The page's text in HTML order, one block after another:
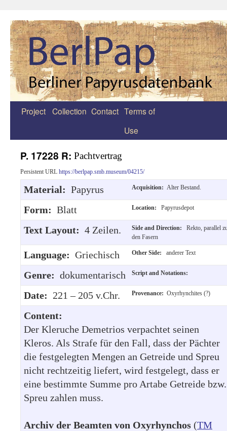
Zum
Project Collection Contact Terms of
Use
P. 17228 R: Pachtvertrag
Persistent URL https://berlpap.smb.museum/04215/
Material: Papyrus Acquisition: Alter Bestand.
Form: Blatt Location: Papyrusdepot
Text Layout: 4 Zeilen. Side and Direction:
Rekto, parallel
den Fasern
Language: Griechisch Other Side: anderer Text
Genre: dokumentarisch Script and Notations:
Date: 221 – 205 v.Chr. Provenance: Oxyrhynchites (?)
Content:
Der Kleruche Demetrios verpachtet seinen
Kleros. Als Strafe für den Fall, dass der Pächter
die festgelegten Mengen an Getreide und Spreu
nicht rechtzeitig liefert, wird festgelegt, dass er
eine bestimmte Summe pro Artabe Getreide bzw.
Spreu zahlen muss.
Archiv der Beamten von Oxyrhynchos (TM